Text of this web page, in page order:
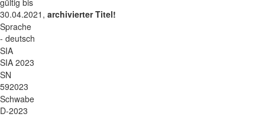
gültig bis
30.04.2021, archivierter Titel!
Sprache
- deutsch
SIA
SIA 2023
SN
592023
Schwabe
D-2023